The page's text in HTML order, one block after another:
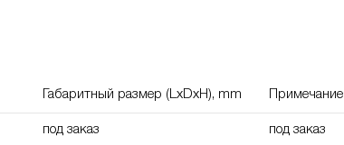
Габаритный размер (LxDxH), mm Примечание
под заказ под заказ